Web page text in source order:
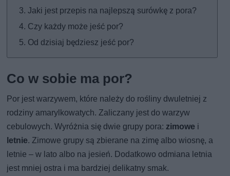
Jaki jest przepis na najlepszą surówkę z pora?
Czy każdy może jeść por?
Od dzisiaj będziesz jeść por?
Co w sobie ma por?
Por jest warzywem, które należy do rośliny dwuletniej z
rodziny amarylkowatych. Zaliczany jest do warzyw
cebulowych. Wyróżnia się dwie grupy pora: zimowe i
letnie. Zimowe grupy są zbierane na zimę albo wiosnę, a
letnie – w lato albo na jesień. Dodatkowo odmiana letnia
jest mniej ostra i ma bardziej delikatny smak.